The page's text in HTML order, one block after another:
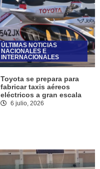
ÚLTIMAS NOTICIAS
NACIONALES E
INTERNACIONALES
Toyota se prepara para
fabricar taxis aéreos
eléctricos a gran escala
6 julio, 2026